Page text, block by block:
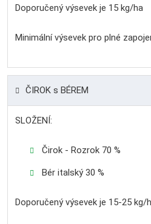
Doporučený výsevek je 15 kg/ha
Minimální výsevek pro plné
ČIROK s BÉREM
SLOŽENÍ:
Čirok - Rozrok 70 %
Bér italský 30 %
Doporučený výsevek je 15-25 kg/